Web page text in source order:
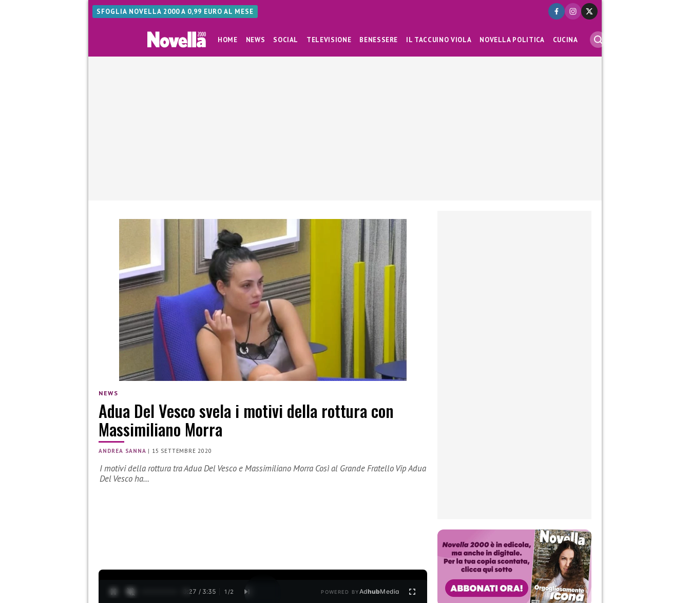
SFOGLIA NOVELLA 2000 A 0,99 EURO AL MESE
HOME NEWS SOCIAL TELEVISIONE BENESSERE IL TACCUINO VIOLA NOVELLA POLITICA CUCINA
NEWS
Adua Del Vesco svela i motivi della rottura con
Massimiliano Morra
ANDREA SANNA | 15 SETTEMBRE 2020
I motivi della rottura tra Adua Del Vesco e Massimiliano Morra Così al Grande Fratello Vip Adua
Del Vesco ha…
0:28 / 3:35 1 /2 POWERED BYAdhubMedia